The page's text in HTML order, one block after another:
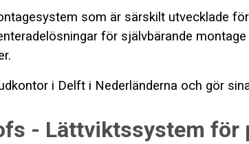
som är särskilt utvecklade
för självbärande
i Delft i Nederländerna och gör
- Lättviktssystem för